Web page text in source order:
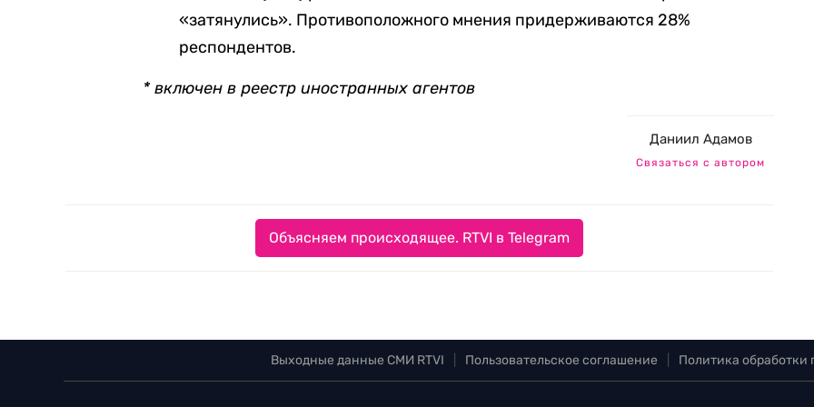
«затянулись». Противоположного мнения придерживаются 28%
респондентов.
* включен в реестр иностранных агентов
Даниил Адамов
Связаться с автором
Объясняем происходящее. RTVI в Telegram
Выходные данные СМИ RTVI Пользовательское соглашение Политика